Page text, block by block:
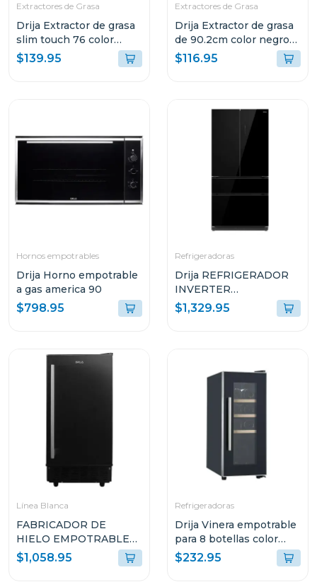
Extractores de Grasa
Drija Extractor de grasa
slim touch 76 color
negro
$139.95
Extractores de Grasa
Drija Extractor de grasa
de 90.2cm color negro
compatto
$116.95
Hornos empotrables
Drija Horno empotrable
a gas america 90
$798.95
Refrigeradoras
Drija REFRIGERADOR
INVERTER
EMPOTRABLE DE
18.1P³ ULTRA FAST
$1,329.95
Línea Blanca
FABRICADOR DE
HIELO EMPOTRABLE
DRIJA COLOR NEGRO
FH36BLACK
$1,058.95
Refrigeradoras
Drija Vinera empotrable
para 8 botellas color
negro tempranillo
$232.95